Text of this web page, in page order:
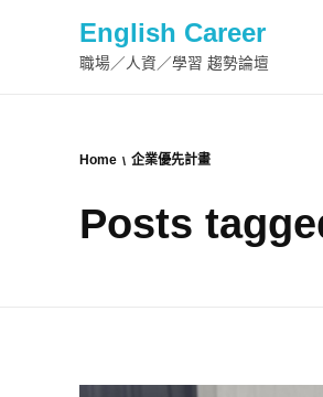
English Career
職場／人資／學習 趨勢論壇
Home 企業優先計畫
Posts